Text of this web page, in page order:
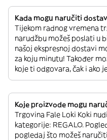
Kada mogu naručiti
Tijekom radnog vremena
narudžbu možeš poslati u
našoj ekspresnoj dostavi
za koju minutu! Također
koje ti odgovara, čak i ako
Koje proizvode mogu
Trgovina Fale Loki Koki
kategorije: REGALO.
pogledaj što možeš